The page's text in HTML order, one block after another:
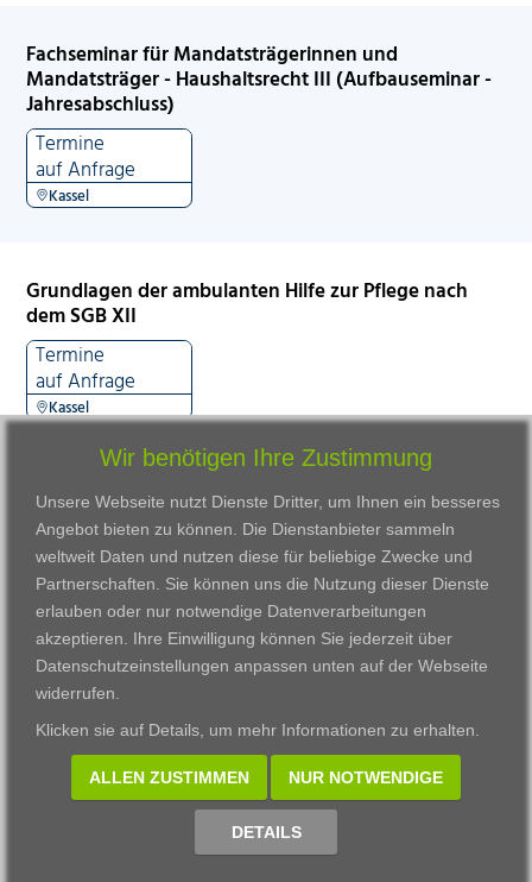
Fachseminar für Mandatsträgerinnen und
Mandatsträger - Haushaltsrecht III (Aufbauseminar -
Jahresabschluss)
Termine
auf Anfrage
Kassel
Grundlagen der ambulanten Hilfe zur Pflege nach
dem SGB XII
Termine
auf Anfrage
Kassel
VWAK
Karriere
Links
Impressum
Datenschutzerklärung
Standorte
Darmstadt
Gießen
Kassel
Wiesbaden
Fortbildungszentrum
Bildungsangebot
Ausbildung
Wir benötigen Ihre Zustimmung
Unsere Webseite nutzt Dienste Dritter, um Ihnen ein besseres
Angebot bieten zu können. Die Dienstanbieter sammeln
weltweit Daten und nutzen diese für beliebige Zwecke und
Partnerschaften. Sie können uns die Nutzung dieser Dienste
erlauben oder nur notwendige Datenverarbeitungen
akzeptieren. Ihre Einwilligung können Sie jederzeit über
Datenschutzeinstellungen anpassen unten auf der Webseite
widerrufen.
Klicken sie auf Details, um mehr Informationen zu erhalten.
ALLEN ZUSTIMMEN NUR NOTWENDIGE
DETAILS